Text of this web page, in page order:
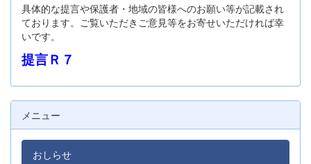
具体的な提言や保護者・地域の皆様へのお願い等が記載され
ております。ご覧いただきご意見等をお寄せいただければ幸
いです。
提言Ｒ７
メニュー
おしらせ